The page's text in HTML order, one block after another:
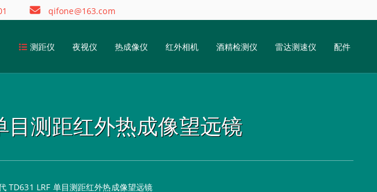
qifone@163.com
测距仪 夜视仪 热成像仪 红外相机 酒精检测仪 雷达测速仪 配件
目测距红外热成像望远镜
TD631 LRF 单目测距红外热成像望远镜